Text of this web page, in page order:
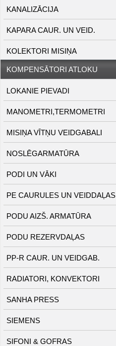
KANALIZĀCIJA
KAPARA CAUR. UN VEID.
KOLEKTORI MISIŅA
KOMPENSĀTORI ATLOKU
LOKANIE PIEVADI
MANOMETRI,TERMOMETRI
MISIŅA VĪTŅU VEIDGABALI
NOSLĒGARMATŪRA
PODI UN VĀKI
PE CAURULES UN VEIDDAĻAS
PODU AIZŠ. ARMATŪRA
PODU REZERVDAĻAS
PP-R CAUR. UN VEIDGAB.
RADIATORI, KONVEKTORI
SANHA PRESS
SIEMENS
SIFONI & GOFRAS